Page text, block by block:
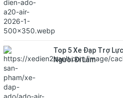
Top 5 Xe Đạp Trợ
Người Đi Làm